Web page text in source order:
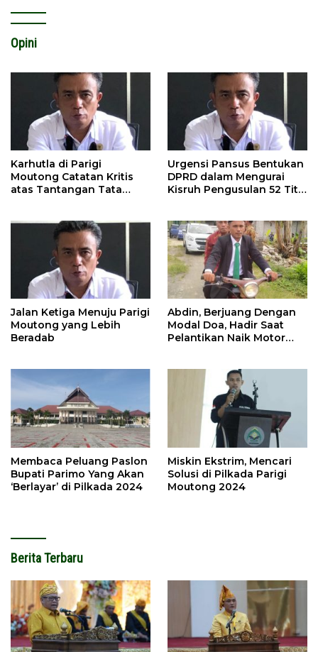
Opini
Karhutla di Parigi
Moutong Catatan Kritis
atas Tantangan Tata
Urgensi Pansus Bentukan
DPRD dalam Mengurai
Kisruh Pengusulan 52 Titik
Jalan Ketiga Menuju Parigi
Moutong yang Lebih
Beradab
Abdin, Berjuang Dengan
Modal Doa, Hadir Saat
Pelantikan Naik Motor
Membaca Peluang Paslon
Bupati Parimo Yang Akan
‘Berlayar’ di Pilkada 2024
Miskin Ekstrim, Mencari
Solusi di Pilkada Parigi
Moutong 2024
Berita Terbaru